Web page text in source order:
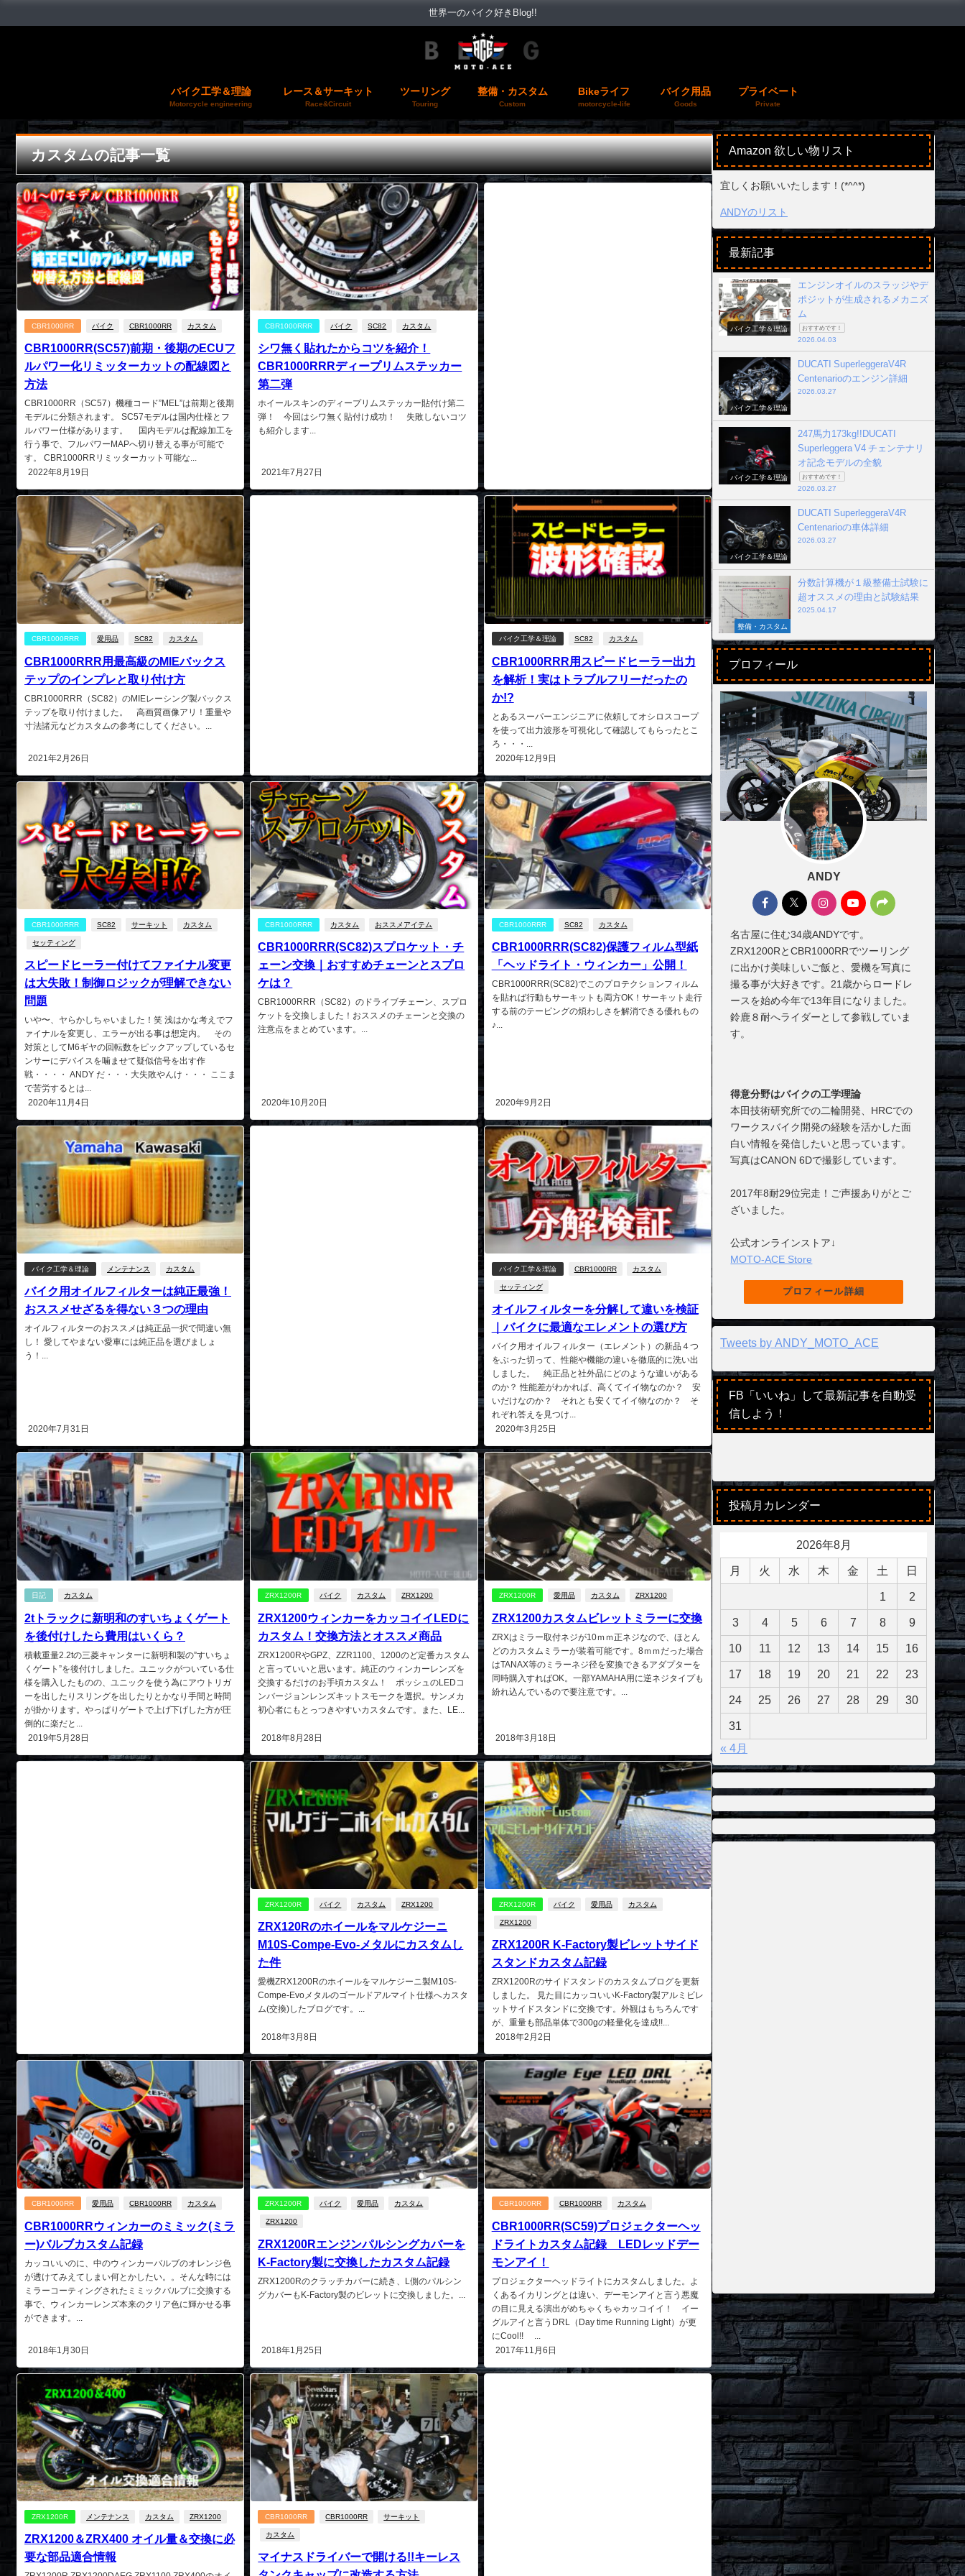
世界一のバイク好きBlog!!
バイク工学＆理論
Motorcycle engineering
レース＆サーキット
Race&Circuit
ツーリング
Touring
整備・カスタム
Custom
Bikeライフ
motorcycle-life
バイク用品
Goods
プライベート
Private
カスタムの記事一覧
CBR1000RR バイク CBR1000RR カスタム
CBR1000RR(SC57)前期・後期のECUフ
ルパワー化リミッターカットの配線図と
方法
CBR1000RR（SC57）機種コード”MEL”は前期と後期
モデルに分類されます。 SC57モデルは国内仕様とフ
ルパワー仕様があります。 国内モデルは配線加工を
行う事で、フルパワーMAPへ切り替える事が可能で
す。 CBR1000RRリミッターカット可能な...
2022年8月19日
CBR1000RRR バイク SC82 カスタム
シワ無く貼れたからコツを紹介！
CBR1000RRRディープリムステッカー
第二弾
ホイールスキンのディープリムステッカー貼付け第二
弾！ 今回はシワ無く貼付け成功！ 失敗しないコツ
も紹介します...
2021年7月27日
CBR1000RRR 愛用品 SC82 カスタム
CBR1000RRR用最高級のMIEバックス
テップのインプレと取り付け方
CBR1000RRR（SC82）のMIEレーシング製バックス
テップを取り付けました。 高画質画像アリ！重量や
寸法諸元などカスタムの参考にしてください。...
2021年2月26日
バイク工学＆理論 SC82 カスタム
CBR1000RRR用スピードヒーラー出力
を解析！実はトラブルフリーだったの
か!?
とあるスーパーエンジニアに依頼してオシロスコープ
を使って出力波形を可視化して確認してもらったとこ
ろ・・・...
2020年12月9日
CBR1000RRR SC82 サーキット カスタム
セッティング
スピードヒーラー付けてファイナル変更
は大失敗！制御ロジックが理解できない
問題
いや〜、ヤらかしちゃいました！笑 浅はかな考えでフ
ァイナルを変更し、エラーが出る事は想定内。 その
対策としてM6ギヤの回転数をピックアップしているセ
ンサーにデバイスを噛ませて疑似信号を出す作
戦・・・・ ANDY だ・・・大失敗やんけ・・・ ここま
で苦労するとは...
2020年11月4日
CBR1000RRR カスタム おススメアイテム
CBR1000RRR(SC82)スプロケット・チ
ェーン交換｜おすすめチェーンとスプロ
ケは？
CBR1000RRR（SC82）のドライブチェーン、スプロ
ケットを交換しました！おススメのチェーンと交換の
注意点をまとめています。...
2020年10月20日
CBR1000RRR SC82 カスタム
CBR1000RRR(SC82)保護フィルム型紙
「ヘッドライト・ウィンカー」公開！
CBR1000RRR(SC82)でこのプロテクションフィルム
を貼れば行動もサーキットも両方OK！サーキット走行
する前のテーピングの煩わしさを解消できる優れもの
♪...
2020年9月2日
バイク工学＆理論 メンテナンス カスタム
バイク用オイルフィルターは純正最強！
おススメせざるを得ない３つの理由
オイルフィルターのおススメは純正品一択で間違い無
し！ 愛してやまない愛車には純正品を選びましょ
う！...
2020年7月31日
バイク工学＆理論 CBR1000RR カスタム
セッティング
オイルフィルターを分解して違いを検証
｜バイクに最適なエレメントの選び方
バイク用オイルフィルター（エレメント）の新品４つ
をぶった切って、性能や機能の違いを徹底的に洗い出
しました。 純正品と社外品にどのような違いがある
のか？ 性能差がわかれば、高くてイイ物なのか？ 安
いだけなのか？ それとも安くてイイ物なのか？ そ
れぞれ答えを見つけ...
2020年3月25日
日記 カスタム
2tトラックに新明和のすいちょくゲート
を後付けしたら費用はいくら？
積載重量2.2tの三菱キャンターに新明和製の”すいちょ
くゲート”を後付けしました。ユニックがついている仕
様を購入したものの、ユニックを使う為にアウトリガ
ーを出したりスリングを出したりとかなり手間と時間
が掛かります。やっぱりゲートで上げ下げした方が圧
倒的に楽だと...
2019年5月28日
ZRX1200R バイク カスタム ZRX1200
ZRX1200ウィンカーをカッコイイLEDに
カスタム！交換方法とオススメ商品
ZRX1200RやGPZ、ZZR1100、1200のど定番カスタム
と言っていいと思います。純正のウィンカーレンズを
交換するだけのお手頃カスタム！ ポッシュのLEDコ
ンバージョンレンズキットスモークを選択。サンメカ
初心者にもとっつきやすいカスタムです。また、LE...
2018年8月28日
ZRX1200R 愛用品 カスタム ZRX1200
ZRX1200カスタムビレットミラーに交換
ZRXはミラー取付ネジが10ｍｍ正ネジなので、ほとん
どのカスタムミラーが装着可能です。8ｍｍだった場合
はTANAX等のミラーネジ径を変換できるアダプターを
同時購入すればOK。一部YAMAHA用に逆ネジタイプも
紛れ込んでいるので要注意です。...
2018年3月18日
ZRX1200R バイク カスタム ZRX1200
ZRX120Rのホイールをマルケジーニ
M10S-Compe-Evo-メタルにカスタムし
た件
愛機ZRX1200Rのホイールをマルケジーニ製M10S-
Compe-Evoメタルのゴールドアルマイト仕様へカスタ
ム(交換)したブログです。...
2018年3月8日
ZRX1200R バイク 愛用品 カスタム
ZRX1200
ZRX1200R K-Factory製ビレットサイド
スタンドカスタム記録
ZRX1200Rのサイドスタンドのカスタムブログを更新
しました。 見た目にカッコいいK-Factory製アルミビレ
ットサイドスタンドに交換です。外観はもちろんです
が、重量も部品単体で300gの軽量化を達成!!...
2018年2月2日
CBR1000RR 愛用品 CBR1000RR カスタム
CBR1000RRウィンカーのミミック(ミラ
ー)バルブカスタム記録
カッコいいのに、中のウィンカーバルブのオレンジ色
が透けてみえてしまい何とかしたい。。そんな時には
ミラーコーティングされたミミックバルブに交換する
事で、ウィンカーレンズ本来のクリア色に輝かせる事
ができます。...
2018年1月30日
ZRX1200R バイク 愛用品 カスタム
ZRX1200
ZRX1200Rエンジンパルシングカバーを
K-Factory製に交換したカスタム記録
ZRX1200Rのクラッチカバーに続き、L側のパルシン
グカバーもK-Factory製のビレットに交換しました。...
2018年1月25日
CBR1000RR CBR1000RR カスタム
CBR1000RR(SC59)プロジェクターヘッ
ドライトカスタム記録 LEDレッドデー
モンアイ！
プロジェクターヘッドライトにカスタムしました。よ
くあるイカリングとは違い、デーモンアイと言う悪魔
の目に見える演出がめちゃくちゃカッコイイ！ イー
グルアイと言うDRL（Day time Running Light）が更
にCool!! ...
2017年11月6日
ZRX1200R メンテナンス カスタム ZRX1200
ZRX1200＆ZRX400 オイル量＆交換に必
要な部品適合情報
CBR1000RR CBR1000RR サーキット
カスタム
マイナスドライバーで開ける!!キーレス
Amazon 欲しい物リスト
宜しくお願いいたします！(*^^*)
ANDYのリスト
最新記事
バイク工学＆理論
エンジンオイルのスラッジやデ
ポジットが生成されるメカニズ
ム
おすすめです！
2026.04.03
バイク工学＆理論
DUCATI SuperleggeraV4R
Centenarioのエンジン詳細
2026.03.27
バイク工学＆理論
247馬力173kg!!DUCATI
Superleggera V4 チェンテナリ
オ記念モデルの全貌
おすすめです！
2026.03.27
バイク工学＆理論
DUCATI SuperleggeraV4R
Centenarioの車体詳細
2026.03.27
整備・カスタム
分数計算機が１級整備士試験に
超オススメの理由と試験結果
2025.04.17
プロフィール
ANDY
名古屋に住む34歳ANDYです。
ZRX1200RとCBR1000RRでツーリング
に出かけ美味しいご飯と、愛機を写真に
撮る事が大好きです。21歳からロードレ
ースを始め今年で13年目になりました。
鈴鹿８耐へライダーとして参戦していま
す。
得意分野はバイクの工学理論
本田技術研究所での二輪開発、HRCでの
ワークスバイク開発の経験を活かした面
白い情報を発信したいと思っています。
写真はCANON 6Dで撮影しています。
2017年8耐29位完走！ご声援ありがとご
ざいました。
公式オンラインストア↓
MOTO-ACE Store
プロフィール詳細
Tweets by ANDY_MOTO_ACE
FB「いいね」して最新記事を自動受
信しよう！
投稿月カレンダー
2026年8月
月 火 水 木 金 土 日
1 2
3 4 5 6 7 8 9
10 11 12 13 14 15 16
17 18 19 20 21 22 23
24 25 26 27 28 29 30
31
« 4月